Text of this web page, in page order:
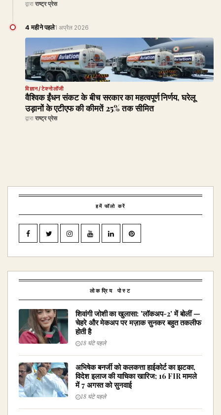
द्वारा राष्ट्र प्रेस
4 महीने पहले1 अप्रैल 2026
विज्ञान/टेक्नोलॉजी
वैश्विक ईंधन संकट के बीच सरकार का महत्वपूर्ण निर्णय, घरेलू
उड़ानों के एटीएफ की कीमतें 25% तक सीमित
द्वारा राष्ट्र प्रेस
हमें फॉलो करें
लोकप्रिय पोस्ट
शिवांगी जोशी का खुलासा: 'लॉकअप-2' में बोलीं —
चेहरे और मेकअप पर मज़ाक सुनकर बहुत तकलीफ
होती है
18 घंटे पहले
अभिषेक बनर्जी को कलकत्ता हाईकोर्ट का झटका,
विदेश इलाज की याचिका खारिज; 16 FIR मामले
में 7 अगस्त को सुनवाई
18 घंटे पहले